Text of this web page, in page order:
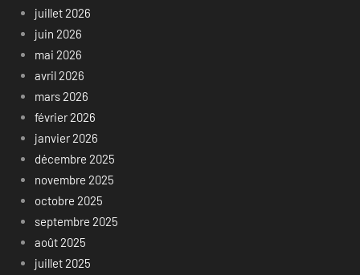
juillet 2026
juin 2026
mai 2026
avril 2026
mars 2026
février 2026
janvier 2026
décembre 2025
novembre 2025
octobre 2025
septembre 2025
août 2025
juillet 2025